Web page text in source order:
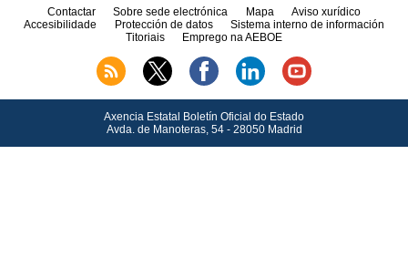
Contactar Sobre sede electrónica Mapa
Aviso xurídico
Accesibilidade
Protección de datos
Sistema interno de información
Titoriais
Emprego na AEBOE
Axencia Estatal Boletín Oficial do Estado
Avda.de Manoteras, 54 - 28050 Madrid